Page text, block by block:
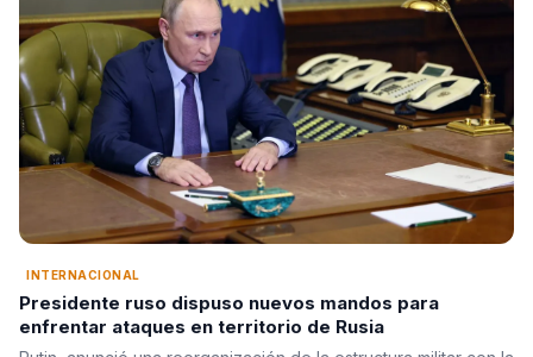
INTERNACIONAL
Presidente ruso dispuso nuevos mandos para
enfrentar ataques en territorio de Rusia